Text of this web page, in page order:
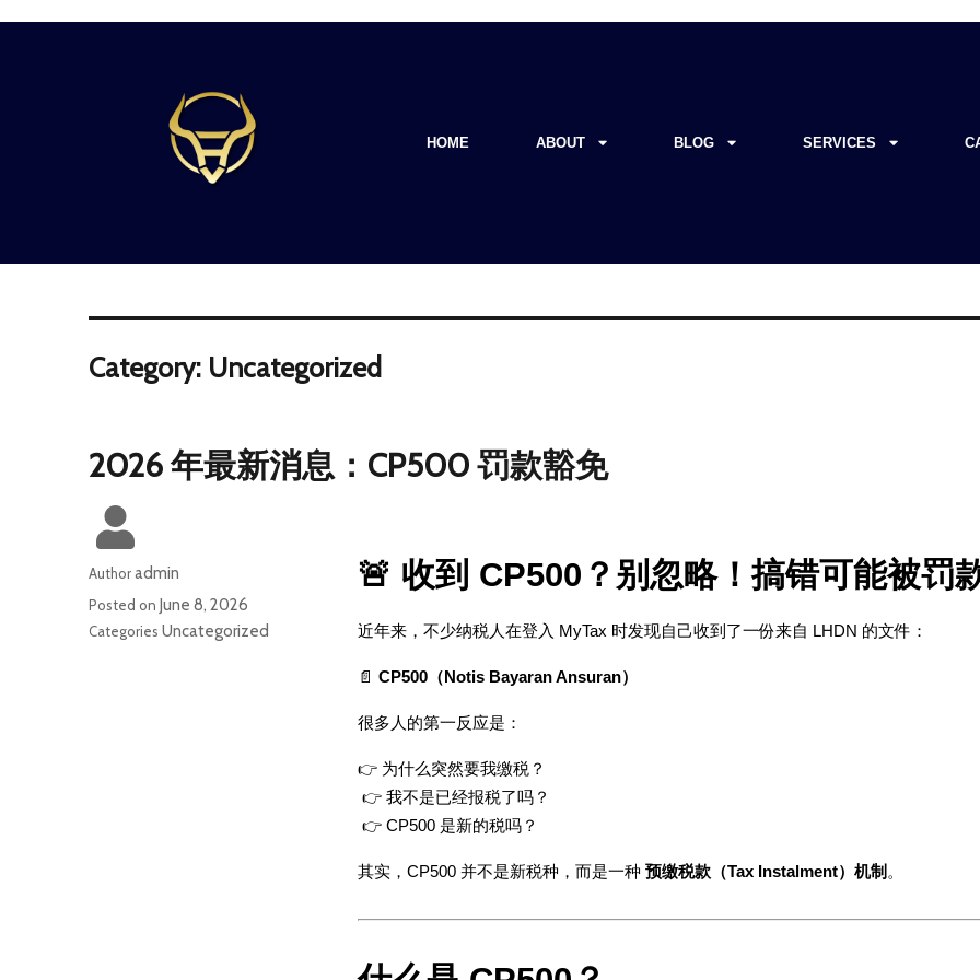
HOME ABOUT BLOG SERVICES
Category: Uncategorized
2026 年最新消息：CP500 罚款豁免
Authoradmin
Posted on June 8, 2026
Categories Uncategorized
🚨 收到 CP500？别忽略！搞错可能被罚
近年来，不少纳税人在登入 MyTax 时发现自己收到了一份来自 LHDN 的文件：
📄 CP500（Notis Bayaran Ansuran）
很多人的第一反应是：
👉 为什么突然要我缴税？
👉 我不是已经报税了吗？
👉 CP500 是新的税吗？
其实，CP500 并不是新税种，而是一种 预缴税款（Tax Instalment）机制 。